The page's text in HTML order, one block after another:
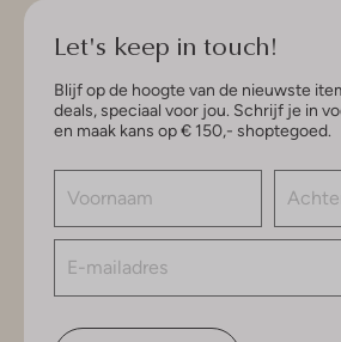
Let's keep in touch!
Blijf op de hoogte van de nieuwste
deals, speciaal voor jou. Schrijf je in
en maak kans op € 150,- shoptegoed.